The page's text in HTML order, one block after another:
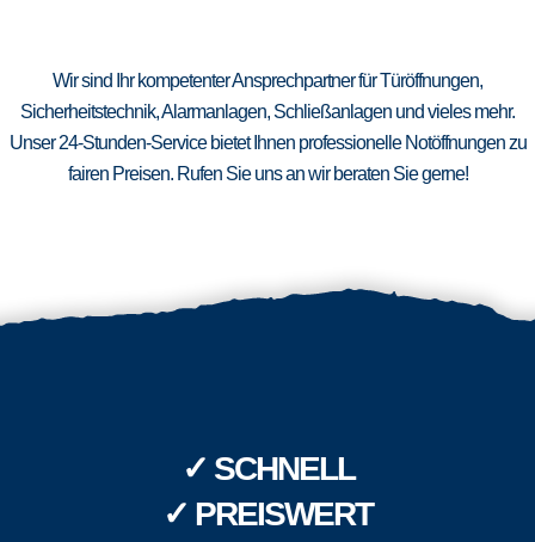
Wir sind Ihr kompetenter Ansprechpartner für Türöffnungen,
Sicherheitstechnik, Alarmanlagen, Schließanlagen und vieles mehr.
Unser 24-Stunden-Service bietet Ihnen professionelle Notöffnungen zu
fairen Preisen. Rufen Sie uns an wir beraten Sie gerne!
✓ SCHNELL
✓ PREISWERT